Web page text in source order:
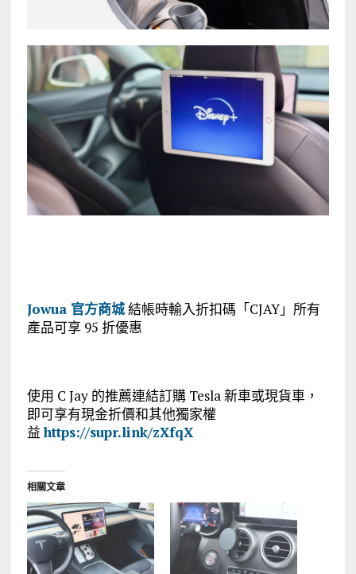
Jowua 官方商城結帳時輸入折扣碼「CJAY」所有
產品可享 95 折優惠
使用 C Jay 的推薦連結訂購 Tesla 新車或現貨車，
即可享有現金折價和其他獨家權
益https://supr.link/zXfqX
相關文章